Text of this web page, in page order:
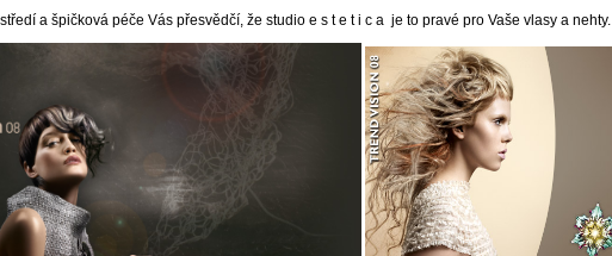
a špičková péče Vás přesvědčí, že studio e s t e t i c a je to pravé pro Vaše vlasy a nehty.